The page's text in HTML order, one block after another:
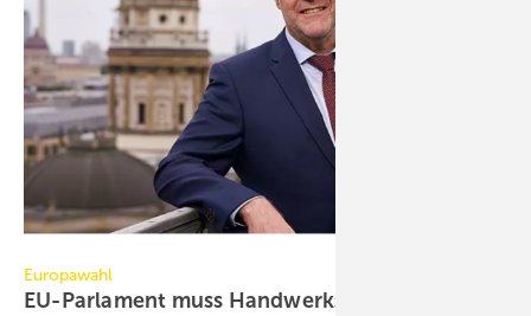
Europawahl
EU-Parlament muss Handwerksbetriebe stärker